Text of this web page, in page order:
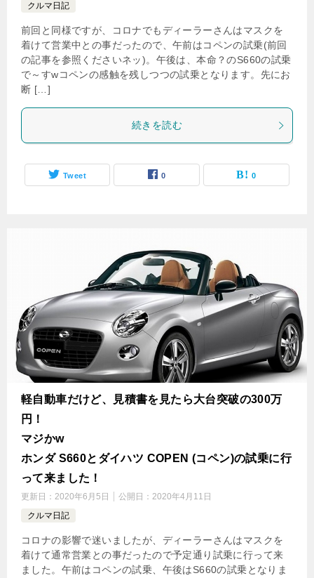
クルマ日記
前回と同様ですが、コロナでもディーラーさんはマスクを
着けて営業中との事だったので、午前はコペンの試乗(前回
の記事を参照くださいネッ)。午後は、本命？のS660の試乗
で～すwコペンの感触を残しつつの試乗となります。先にお
断 […]
続きを読む
Tweet 0 0
軽自動車だけど、見積書を見たら大台突破の300万
円！
マジかw
ホンダ S660とダイハツ COPEN (コペン)の試乗に行
って来ました！
更新日： 2020年6月5日 公開日： 2020年4月11日
クルマ日記
コロナの影響で迷いましたが、ディーラーさんはマスクを
着けて通常営業との事だったので予定通り試乗に行って来
ました。午前はコペンの試乗、午後はS660の試乗となりま